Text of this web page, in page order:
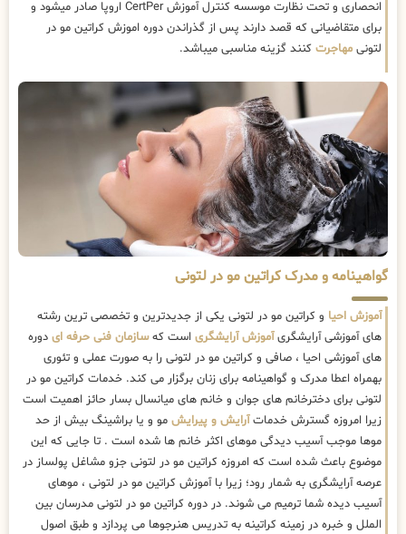
انحصاری و تحت نظارت موسسه کنترل آموزش CertPer اروپا صادر میشود و
برای متقاضیانی که قصد دارند پس از گذراندن دوره اموزش کراتین مو در
لتونی مهاجرت کنند گزینه مناسبی میباشد.
گواهینامه و مدرک کراتین مو در لتونی
آموزش احیا و کراتین مو در لتونی یکی از جدیدترین و تخصصی ترین رشته
های آموزشی آرایشگریآموزش آرایشگری است کهسازمان فنی حرفه ای دوره
های آموزشی احیا ، صافی و کراتین مو در لتونی را به صورت عملی و تئوری
بهمراه اعطا مدرک و گواهینامه برای زنان برگزار می کند. خدمات کراتین مو در
لتونی برای دخترخانم های جوان و خانم های میانسال بسار حائز اهمیت است
زیرا امروزه گسترش خدماتآرایش و پیرایش مو و یا براشینگ بیش از حد
موها موجب آسیب دیدگی موهای اکثر خانم ها شده است . تا جایی که این
موضوع باعث شده است که امروزه کراتین مو در لتونی جزو مشاغل پولساز در
عرصه آرایشگری به شمار رود؛ زیرا با آموزش کراتین مو در لتونی ، موهای
آسیب دیده شما ترمیم می شوند. در دوره کراتین مو در لتونی مدرسان بین
الملل و خبره در زمینه کراتینه به تدریس هنرجوها می پردازد و طبق اصول